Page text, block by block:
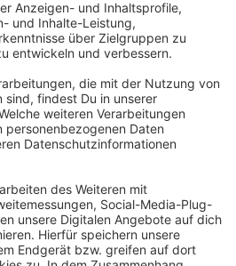
in Düsseldorf:
News & Updates: